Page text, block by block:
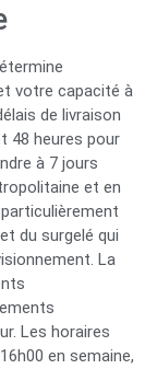
votre capacité à
de livraison
48 heures pour
à 7 jours
et en
du surgelé qui
La
Les horaires
en semaine,